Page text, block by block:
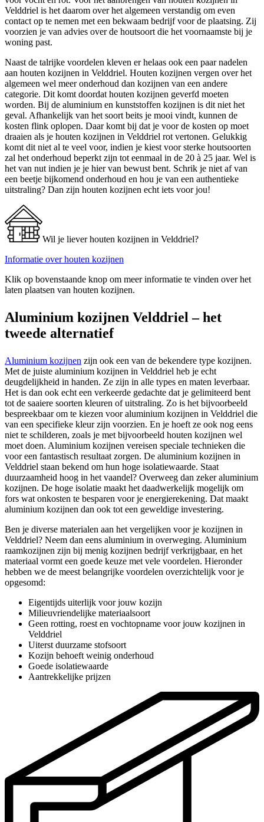
Velddriel is het daarom over het algemeen verstandig om even
contact op te nemen met een bekwaam bedrijf voor de plaatsing. Zij
voorzien je van advies over de houtsoort die het voornaamste bij je
woning past.
Naast de talrijke voordelen kleven er helaas ook een paar nadelen
aan houten kozijnen in Velddriel. Houten kozijnen vergen over het
algemeen wel meer onderhoud dan kozijnen van een andere
categorie. Dit komt doordat houten kozijnen geverfd moeten
worden. Bij de aluminium en kunststoffen kozijnen is dit niet het
geval. Afhankelijk van het soort beits je mooi vindt, kunnen de
kosten flink oplopen. Daar komt bij dat je voor de kosten op moet
draaien als je houten kozijnen in Velddriel rot vertonen. Gelukkig
komt dit niet al te veel voor, indien je kiest voor sterke houtsoorten
zal het onderhoud beperkt zijn tot eenmaal in de 20 à 25 jaar. Wel is
het van nut indien je je hier van bewust bent. Schrik je niet af van
een beetje bijkomend onderhoud en hou je van een authentieke
uitstraling? Dan zijn houten kozijnen echt iets voor jou!
Wil je liever houten kozijnen in Velddriel?
Informatie over houten kozijnen
Klik op bovenstaande knop om meer informatie te vinden over het
laten plaatsen van houten kozijnen.
Aluminium kozijnen Velddriel – het
tweede alternatief
Aluminium kozijnen zijn ook een van de bekendere type kozijnen.
Met de juiste aluminium kozijnen in Velddriel heb je echt
deugdelijkheid in handen. Ze zijn in alle types en maten leverbaar.
Het is dan ook echt een verkeerde gedachte dat je gelimiteerd bent
tot de saaiere soorten kleuren of uitstraling. Zo is het bijvoorbeeld
bespreekbaar om te kiezen voor aluminium kozijnen in Velddriel die
van een specifieke kleur zijn voorzien. En je hoeft ze ook nog eens
niet te schilderen, zoals je met bijvoorbeeld houten kozijnen wel
moet doen. Aluminium kozijnen vereisen speciale technieken die
voor een fantastisch resultaat zorgen. De aluminium kozijnen in
Velddriel staan bekend om hun hoge isolatiewaarde. Staat
duurzaamheid hoog in het vaandel? Overweeg dan zeker aluminium
kozijnen. De hoge isolatie maakt het daadwerkelijk mogelijk om
fors wat onkosten te besparen voor je energierekening. Dat maakt
aluminium kozijnen dan ook tot een geweldige investering.
Ben je diverse materialen aan het vergelijken voor je kozijnen in
Velddriel? Neem dan eens aluminium in overweging. Aluminium
raamkozijnen zijn bij menig kozijnen bedrijf verkrijgbaar, en het
materiaal vormt een goede keuze met vele voordelen. Hieronder
hebben we de meest belangrijke voordelen overzichtelijk voor je
opgesomd:
Eigentijds uiterlijk voor jouw kozijn
Milieuvriendelijke materiaalsoort
Geen rotting, roest en vochtopname voor jouw kozijnen in
Velddriel
Uiterst duurzame stofsoort
Kozijn behoeft weinig onderhoud
Goede isolatiewaarde
Aantrekkelijke prijzen